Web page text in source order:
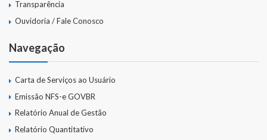
Webmail
Transparência
Ouvidoria / Fale Conosco
Navegação
Carta de Serviços ao Usuário
Emissão NFS-e GOVBR
Relatório Anual de Gestão
Relatório Quantitativo